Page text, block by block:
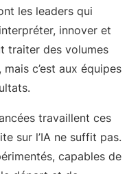
les leaders qui
innover et
traiter des volumes
c’est aux équipes
travaillent ces
sur l’IA ne suffit pas.
capables de